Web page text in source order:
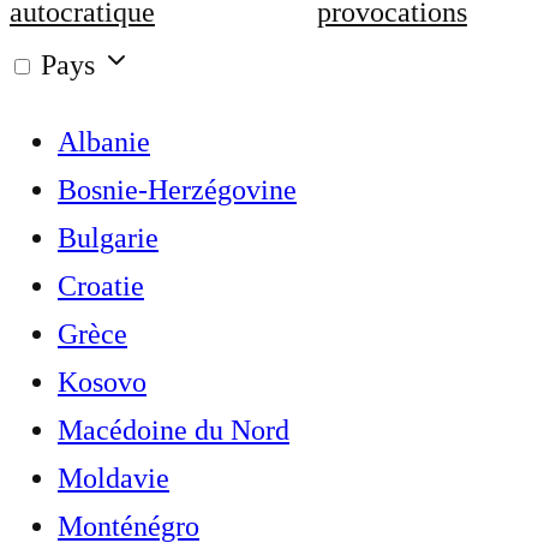
autocratique
provocations
Pays
Albanie
Bosnie-Herzégovine
Bulgarie
Croatie
Grèce
Kosovo
Macédoine du Nord
Moldavie
Monténégro